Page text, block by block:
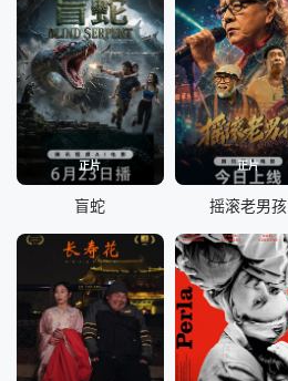
正片
盲蛇
正片
摇滚老男孩